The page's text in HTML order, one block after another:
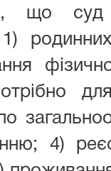
що суд
4)